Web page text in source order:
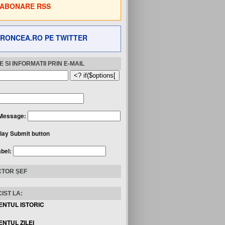
ABONARE RSS
RONCEA.RO PE TWITTER
SI INFORMATII PRIN E-MAIL
Submit button
ȘEF
LA:
ISTORIC
ZILEI